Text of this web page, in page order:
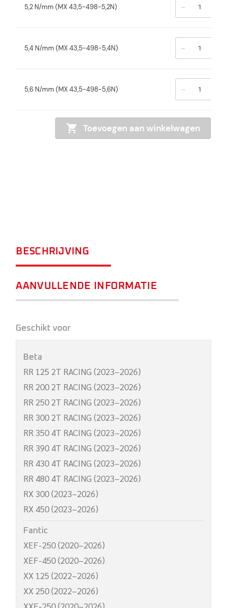
5,2 N/mm (MX 43,5-498-5,2N) -
5,4 N/mm (MX 43,5-498-5,4N) -
5,6 N/mm (MX 43,5-498-5,6N) -
Toevoegen aan winkelwagen
BESCHRIJVING
AANVULLENDE INFORMATIE
Geschikt voor
Beta
RR 125 2T RACING (2023–2026)
RR 200 2T RACING (2023–2026)
RR 250 2T RACING (2023–2026)
RR 300 2T RACING (2023–2026)
RR 350 4T RACING (2023–2026)
RR 390 4T RACING (2023–2026)
RR 430 4T RACING (2023–2026)
RR 480 4T RACING (2023–2026)
RX 300 (2023–2026)
RX 450 (2023–2026)
Fantic
XEF-250 (2020–2026)
XEF-450 (2020–2026)
XX 125 (2022–2026)
XX 250 (2022–2026)